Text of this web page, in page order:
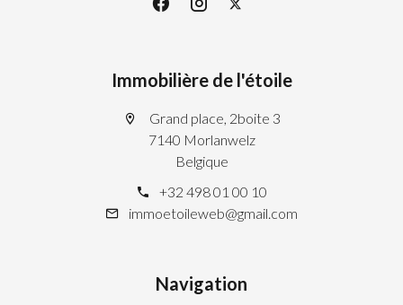
Immobilière de l'étoile
Grand place, 2boite 3
7140 Morlanwelz
Belgique
+32 498 01 00 10
immoetoileweb@gmail.com
Navigation